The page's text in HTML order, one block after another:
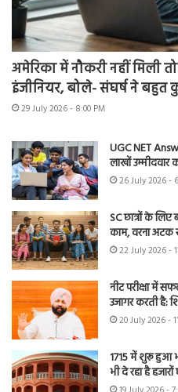
अमेरिका में नौकरी नहीं मिली
इंजीनियर, बोले- संघर्ष ने बहुत
29 July 2026 - 8:00 PM
UGC NET
लाखों उम्मीदवार
26 July 2026 -
SC छात्रों के
काम, वरना
22 July 2026 -
नीट परीक्षा में
उजागर करती है:
20 July 2026 -
1715 में शुरू हुआ
भी दे रहा है हजारों